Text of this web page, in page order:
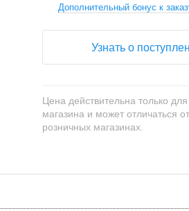
Дополнительный бонус к
Узнать о
Цена действительна только
магазина и может отличаться
розничных магазинах.